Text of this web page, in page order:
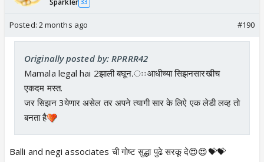
33
Posted: 2 months ago #190
Originally posted by: RPRRR42
Mamala legal hai 2झाली बघून.ःःआधीच्या सिझनसारखीच
एकदम मस्त.
जर सिझन 3येणार असेल तर अपने त्यागी सार के लिऐ एक लेडी लव्ह तो
बनता है
Balli and negi associates ची गोष्ट सुद्धा पुढे सरकू दे😍😍💝💝